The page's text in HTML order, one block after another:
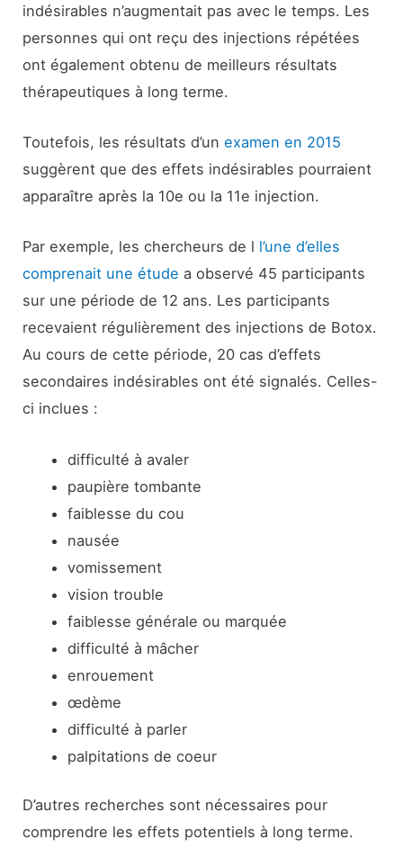
indésirables n’augmentait pas avec le temps. Les
personnes qui ont reçu des injections répétées
ont également obtenu de meilleurs résultats
thérapeutiques à long terme.
Toutefois, les résultats d’unexamen en 2015
suggèrent que des effets indésirables pourraient
apparaître après la 10e ou la 11e injection.
Par exemple, les chercheurs de l l’une d’elles
comprenait une étude a observé 45 participants
sur une période de 12 ans. Les participants
recevaient régulièrement des injections de Botox.
Au cours de cette période, 20 cas d’effets
secondaires indésirables ont été signalés. Celles-
ci inclues :
difficulté à avaler
paupière tombante
faiblesse du cou
nausée
vomissement
vision trouble
faiblesse générale ou marquée
difficulté à mâcher
enrouement
œdème
difficulté à parler
palpitations de coeur
D’autres recherches sont nécessaires pour
comprendre les effets potentiels à long terme.